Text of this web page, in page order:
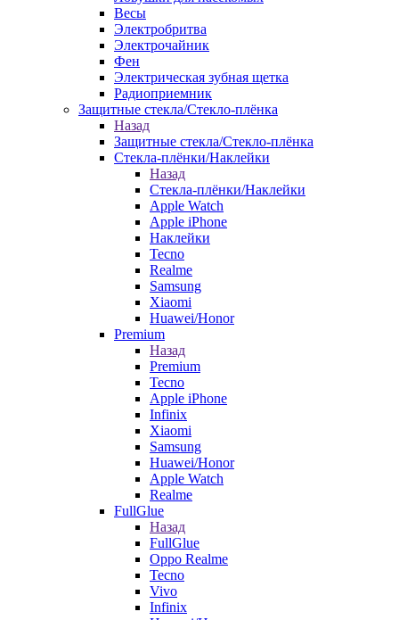
Весы
Электробритва
Электрочайник
Фен
Электрическая зубная щетка
Радиоприемник
Защитные стекла/Стекло-плёнка
Назад
Защитные стекла/Стекло-плёнка
Стекла-плёнки/Наклейки
Назад
Стекла-плёнки/Наклейки
Apple Watch
Apple iPhone
Наклейки
Tecno
Realme
Samsung
Xiaomi
Huawei/Honor
Premium
Назад
Premium
Tecno
Apple iPhone
Infinix
Xiaomi
Samsung
Huawei/Honor
Apple Watch
Realme
FullGlue
Назад
FullGlue
Oppo Realme
Tecno
Vivo
Infinix